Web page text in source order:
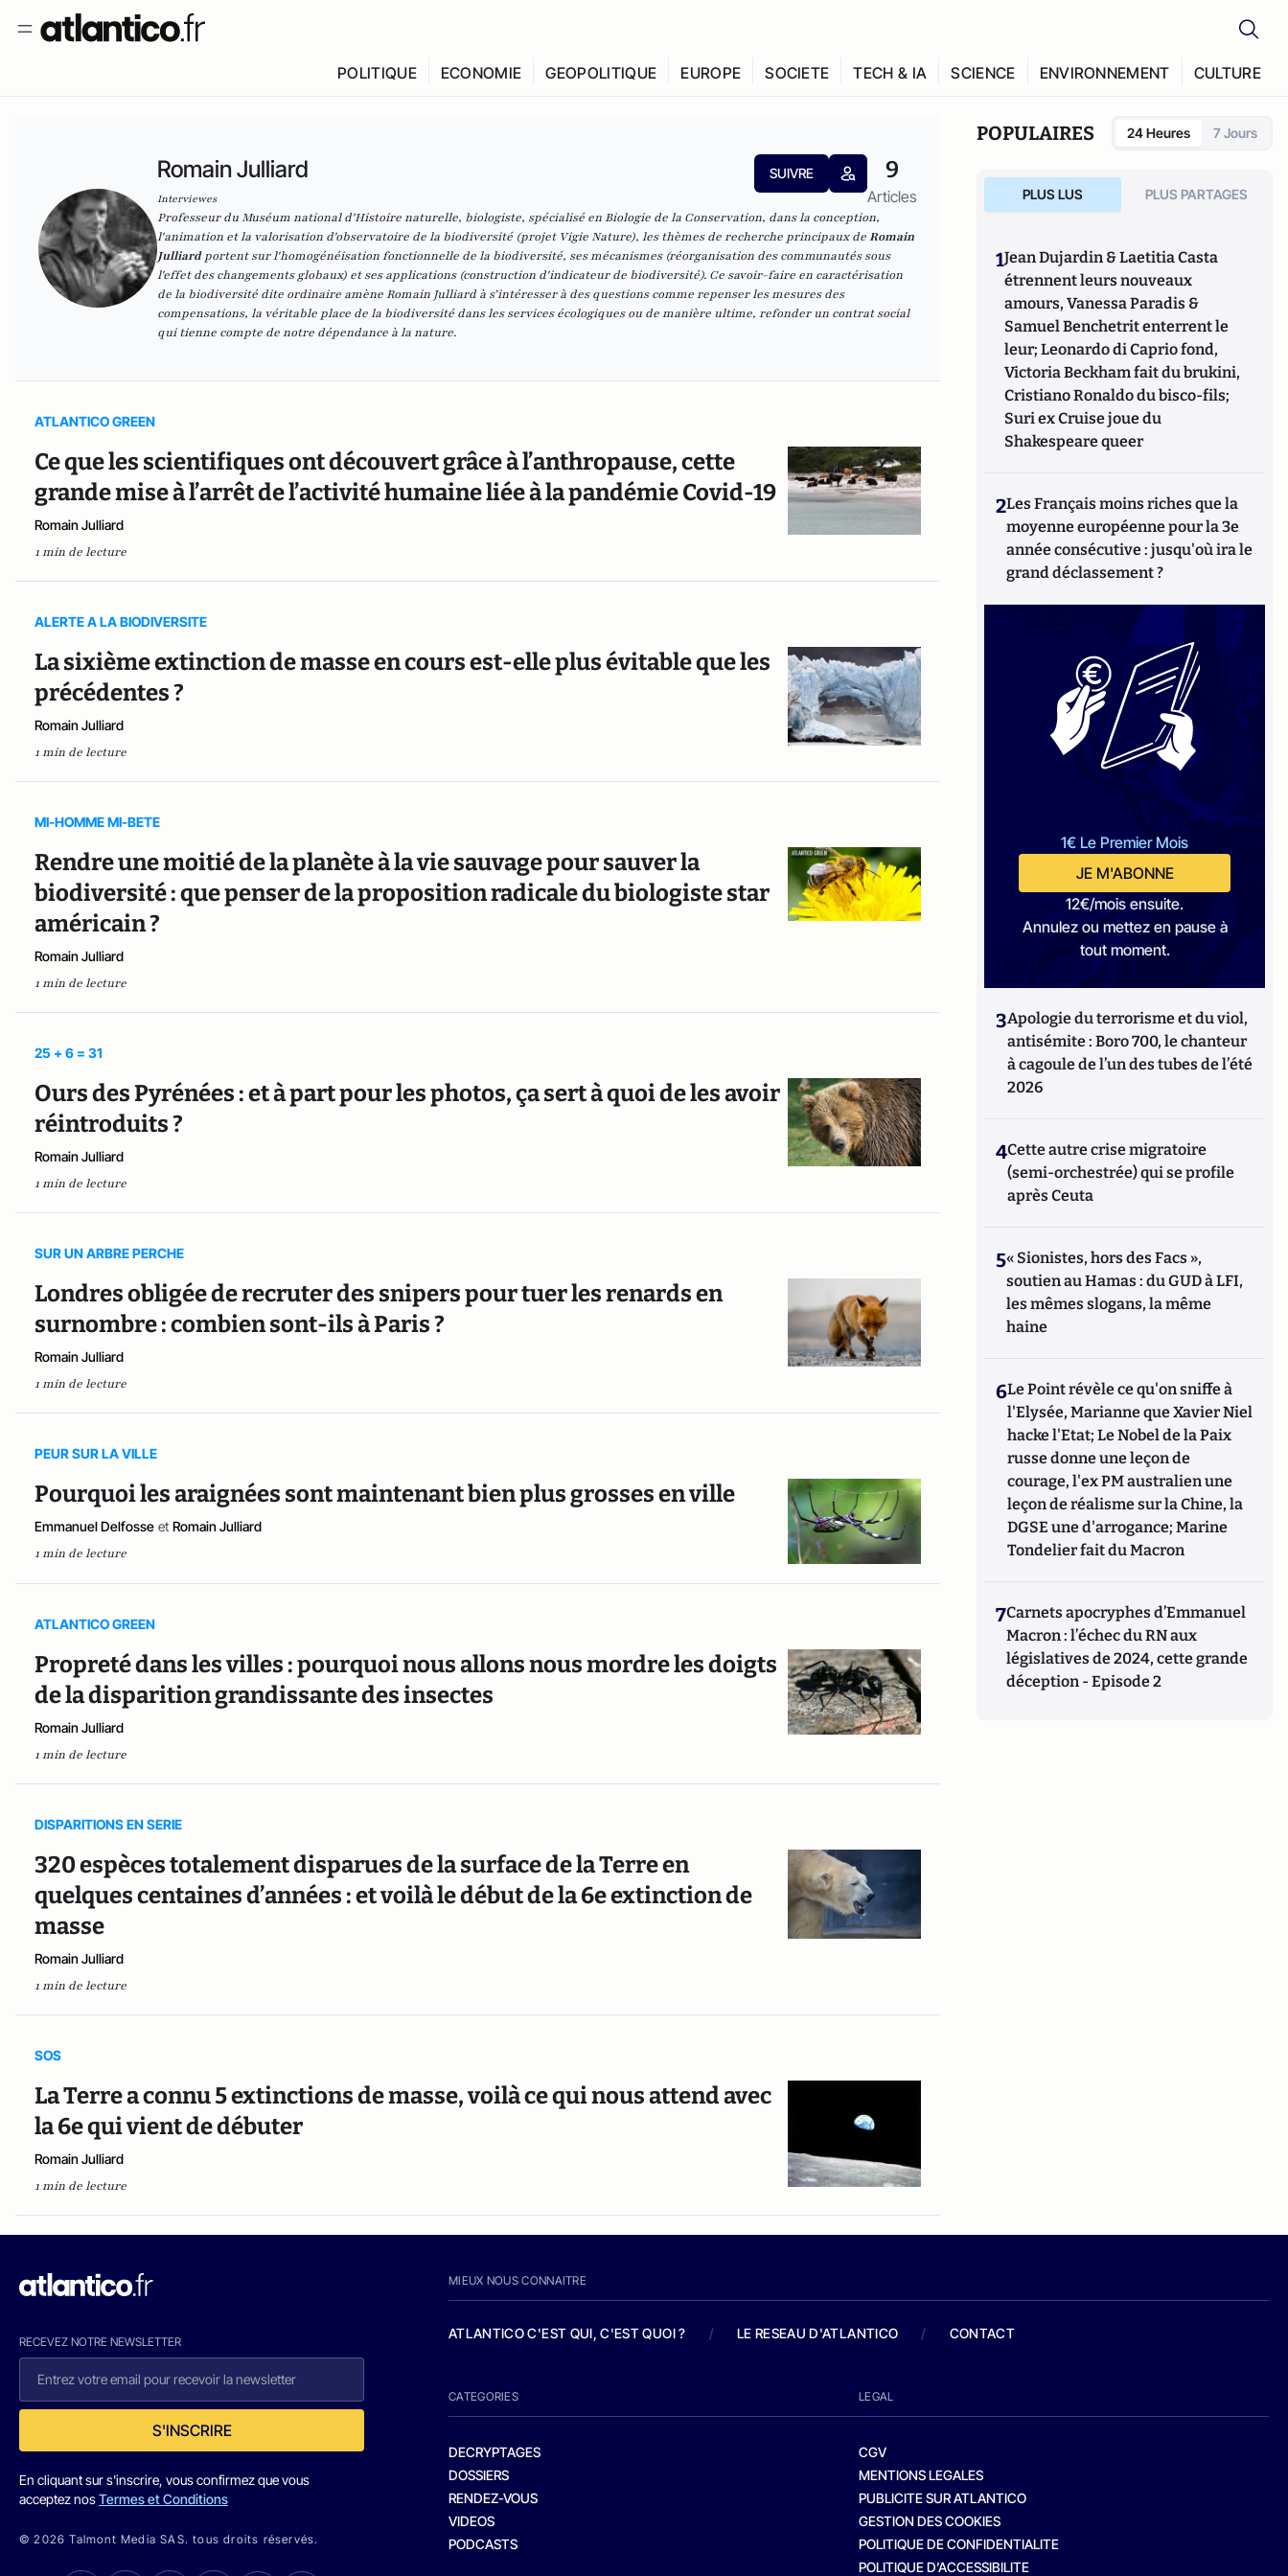
POLITIQUE ECONOMIE GEOPOLITIQUE EUROPE SOCIETE TECH & IA SCIENCE ENVIRONNEMENT CULTURE
Romain Julliard
Interviewes
SUIVRE 9
Articles
Professeur du Muséum national d'Histoire naturelle, biologiste, spécialisé en Biologie de la Conservation, dans la conception,
l'animation et la valorisation d'observatoire de la biodiversité (projet Vigie Nature), les thèmes de recherche principaux deRomain
Julliardportent sur l'homogénéisation fonctionnelle de la biodiversité, ses mécanismes (réorganisation des communautés sous
l'effet des changements globaux) et ses applications (construction d'indicateur de biodiversité). Ce savoir-faire en caractérisation
de la biodiversité dite ordinaire amène Romain Julliard à s’intéresser à des questions comme repenser les mesures des
compensations, la véritable place de la biodiversité dans les services écologiques ou de manière ultime, refonder un contrat social
qui tienne compte de notre dépendance à la nature.
ATLANTICO GREEN
Ce que les scientifiques ont découvert grâce à l’anthropause, cette
grande mise à l’arrêt de l’activité humaine liée à la pandémie Covid-19
Romain Julliard
1 min de lecture
ALERTE A LA BIODIVERSITE
La sixième extinction de masse en cours est-elle plus évitable que les
précédentes ?
Romain Julliard
1 min de lecture
MI-HOMME MI-BETE
Rendre une moitié de la planète à la vie sauvage pour sauver la
biodiversité : que penser de la proposition radicale du biologiste star
américain ?
Romain Julliard
1 min de lecture
25 + 6 = 31
Ours des Pyrénées : et à part pour les photos, ça sert à quoi de les avoir
réintroduits ?
Romain Julliard
1 min de lecture
SUR UN ARBRE PERCHE
Londres obligée de recruter des snipers pour tuer les renards en
surnombre : combien sont-ils à Paris ?
Romain Julliard
1 min de lecture
PEUR SUR LA VILLE
Pourquoi les araignées sont maintenant bien plus grosses en ville
Emmanuel Delfosse et Romain Julliard
1 min de lecture
ATLANTICO GREEN
Propreté dans les villes : pourquoi nous allons nous mordre les doigts
de la disparition grandissante des insectes
Romain Julliard
1 min de lecture
DISPARITIONS EN SERIE
320 espèces totalement disparues de la surface de la Terre en
quelques centaines d’années : et voilà le début de la 6e extinction de
masse
Romain Julliard
1 min de lecture
SOS
La Terre a connu 5 extinctions de masse, voilà ce qui nous attend avec
la 6e qui vient de débuter
Romain Julliard
1 min de lecture
POPULAIRES 24 Heures 7 Jours
PLUS LUS PLUS PARTAGES
1Jean Dujardin & Laetitia Casta
étrennent leurs nouveaux
amours, Vanessa Paradis &
Samuel Benchetrit enterrent le
leur; Leonardo di Caprio fond,
Victoria Beckham fait du brukini,
Cristiano Ronaldo du bisco-fils;
Suri ex Cruise joue du
Shakespeare queer
2Les Français moins riches que la
moyenne européenne pour la 3e
année consécutive : jusqu'où ira le
grand déclassement ?
1€ Le Premier Mois
JE M'ABONNE
12€/mois ensuite.
Annulez ou mettez en pause à
tout moment.
3Apologie du terrorisme et du viol,
antisémite : Boro 700, le chanteur
à cagoule de l’un des tubes de l’été
2026
4Cette autre crise migratoire
(semi-orchestrée) qui se profile
après Ceuta
5« Sionistes, hors des Facs »,
soutien au Hamas : du GUD à LFI,
les mêmes slogans, la même
haine
6Le Point révèle ce qu'on sniffe à
l'Elysée, Marianne que Xavier Niel
hacke l'Etat; Le Nobel de la Paix
russe donne une leçon de
courage, l'ex PM australien une
leçon de réalisme sur la Chine, la
DGSE une d'arrogance; Marine
Tondelier fait du Macron
7Carnets apocryphes d’Emmanuel
Macron : l’échec du RN aux
législatives de 2024, cette grande
déception - Episode 2
RECEVEZ NOTRE NEWSLETTER
S'INSCRIRE
En cliquant sur s'inscrire, vous confirmez que vous
acceptez nosTermes et Conditions
© 2026 Talmont Media SAS. tous droits réservés.
MIEUX NOUS CONNAITRE
ATLANTICO C'EST QUI, C'EST QUOI ? / LE RESEAU D'ATLANTICO / CONTACT
CATEGORIES
DECRYPTAGES
DOSSIERS
RENDEZ-VOUS
VIDEOS
PODCASTS
LEGAL
CGV
MENTIONS LEGALES
PUBLICITE SUR ATLANTICO
GESTION DES COOKIES
POLITIQUE DE CONFIDENTIALITE
POLITIQUE D’ACCESSIBILITE